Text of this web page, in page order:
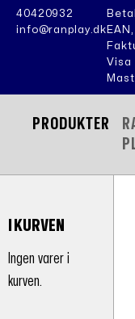
40420932
info@ranplay.dk EAN,
Visa
PRODUKTER
I KURVEN
Ingen varer i
kurven.